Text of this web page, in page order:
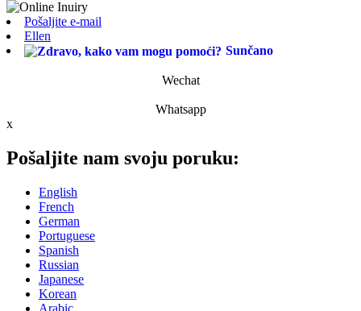
Pošaljite e-mail
Ellen
Sunčano
Wechat
Whatsapp
x
Pošaljite nam svoju poruku:
English
French
German
Portuguese
Spanish
Russian
Japanese
Korean
Arabic